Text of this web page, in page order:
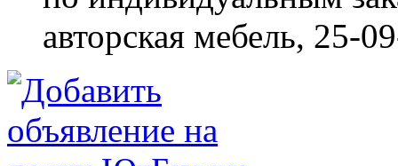
авторская мебель, 25-